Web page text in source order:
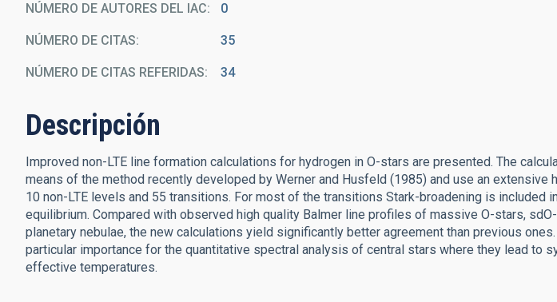
NÚMERO DE AUTORES DEL IAC 0
NÚMERO DE CITAS 35
NÚMERO DE CITAS REFERIDAS 34
Descripción
Improved non-LTE line formation calculations for hydrogen in O-stars are presented. The
means of the method recently developed by Werner and Husfeld (1985) and use an extensive
10 non-LTE levels and 55 transitions. For most of the transitions Stark-broadening is included
equilibrium. Compared with observed high quality Balmer line profiles of massive O-stars,
planetary nebulae, the new calculations yield significantly better agreement than previous
particular importance for the quantitative spectral analysis of central stars where they lead to
effective temperatures.